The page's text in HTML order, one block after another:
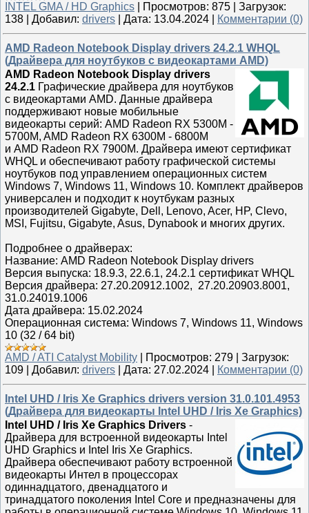
INTEL GMA / HD Graphics
Просмотров: 875
Загрузок:
138
Добавил: drivers Дата: 13.04.2024 Комментарии (0)
AMD Radeon Notebook Display drivers 24.2.1 WHQL
(Драйвера для ноутбуков с видеокартами AMD)
AMD Radeon Notebook Display drivers
24.2.1 Графические драйвера для ноутбуков
с видеокартами AMD. Данные драйвера
поддерживают новые мобильные
видеокарты серий: AMD Radeon RX 5300M -
5700M, AMD Radeon RX 6300M - 6800M
и AMD Radeon RX 7900M. Драйвера имеют сертификат
WHQL и обеспечивают работу графической системы
ноутбуков под управлением операционных систем
Windows 7, Windows 11, Windows 10. Комплект драйверов
универсален и подходит к ноутбукам разных
производителей Gigabyte, Dell, Lenovo, Acer, HP, Clevo,
MSI, Fujitsu, Gigabyte, Asus, Dynabook и многих других.
Подробнее о драйверах:
Название: AMD Radeon Notebook Display drivers
Версия выпуска: 18.9.3, 22.6.1, 24.2.1 сертификат WHQL
Версия драйвера: 27.20.20912.1002, 27.20.20903.8001,
31.0.24019.1006
Дата драйвера: 15.02.2024
Операционная система: Windows 7, Windows 11, Windows
10 (32 / 64 bit)
AMD / ATI Catalyst Mobility
Просмотров: 279
Загрузок:
109
Добавил: drivers Дата: 27.02.2024 Комментарии (0)
Intel UHD / Iris Xe Graphics drivers version 31.0.101.4953
(Драйвера для видеокарты Intel UHD / Iris Xe Graphics)
Intel UHD / Iris Xe Graphics Drivers -
Драйвера для встроенной видеокарты Intel
UHD Graphics и Intel Iris Xe Graphics.
Драйвера обеспечивают работу встроенной
видеокарты Интел в процессорах
одиннадцатого, двенадцатого и
тринадцатого поколения Intel Core и предназначены для